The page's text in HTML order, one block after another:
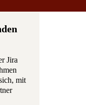
Jira
mit